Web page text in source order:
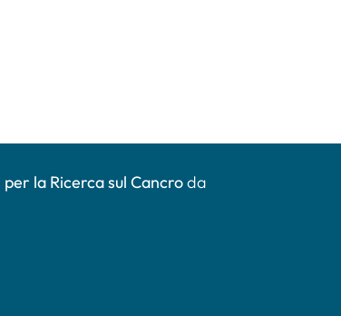
la Ricerca sul Cancroda